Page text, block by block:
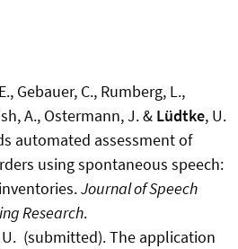
Gebauer, C., Rumberg, L.,
A., Ostermann, J. & Lüdtke, U.
automated assessment of
using spontaneous speech:
Journal of Speech
Research.
(submitted). The application